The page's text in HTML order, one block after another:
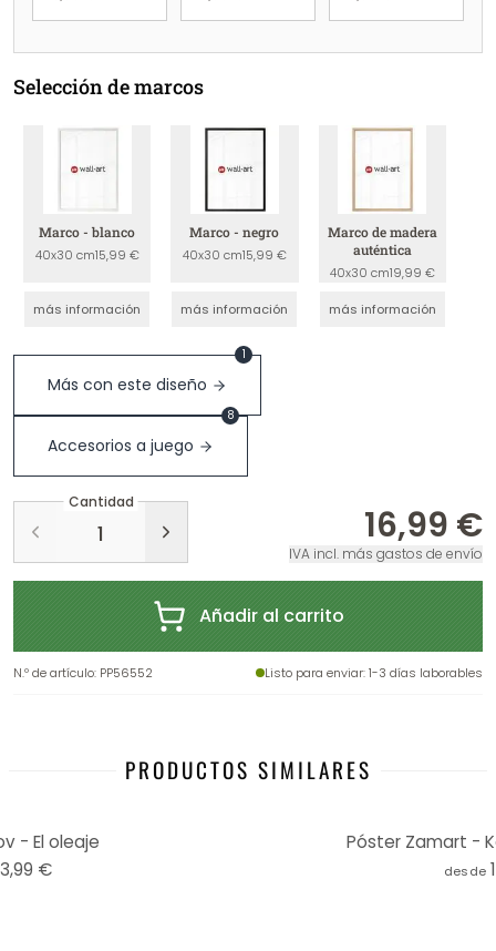
Selección de marcos
Marco - blanco
40x30 cm15,99 €
más información
Marco - negro
40x30 cm15,99 €
más información
Marco de madera
auténtica
40x30 cm19,99 €
más información
Más con este diseño
1
Accesorios a juego
8
Cantidad
16,99 €
IVA incl. más gastos de envío
Añadir al carrito
N.º de artículo: PP56552 Listo para enviar: 1-3 días laborables
PRODUCTOS SIMILARES
- El oleaje
€
Póster Zamart -
desde